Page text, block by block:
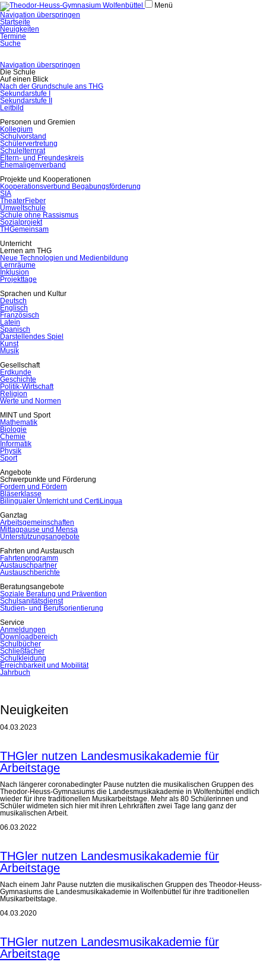
Menü
Navigation überspringen
Startseite
Neuigkeiten
Termine
Suche
Navigation überspringen
Die Schule
Auf einen Blick
Nach der Grundschule ans THG
Sekundarstufe I
Sekundarstufe II
Leitbild
Personen und Gremien
Kollegium
Schulvorstand
Schülervertretung
Schulelternrat
Eltern- und Freundeskreis
Ehemaligenverband
Projekte und Kooperationen
Kooperationsverbund Begabungsförderung
SIA
TheaterFieber
Umweltschule
Schule ohne Rassismus
Sozialprojekt
THGemeinsam
Unterricht
Lernen am THG
Neue Technologien und Medienbildung
Lernräume
Inklusion
Projekttage
Sprachen und Kultur
Deutsch
Englisch
Französisch
Latein
Spanisch
Darstellendes Spiel
Kunst
Musik
Gesellschaft
Erdkunde
Geschichte
Politik-Wirtschaft
Religion
Werte und Normen
MINT und Sport
Mathematik
Biologie
Chemie
Informatik
Physik
Sport
Angebote
Schwerpunkte und Förderung
Fordern und Fördern
Bläserklasse
Bilingualer Unterricht und CertiLingua
Ganztag
Arbeitsgemeinschaften
Mittagpause und Mensa
Unterstützungsangebote
Fahrten und Austausch
Fahrtenprogramm
Austauschpartner
Austauschberichte
Beratungsangebote
Soziale Beratung und Prävention
Schulsanitätsdienst
Studien- und Berufsorientierung
Service
Anmeldungen
Downloadbereich
Schulbücher
Schließfächer
Schulkleidung
Erreichbarkeit und Mobilität
Jahrbuch
Neuigkeiten
04.03.2023
THGler nutzen Landesmusikakademie für
Arbeitstage
Nach längerer coronabedingter Pause nutzten die musikalischen Gruppen des
Theodor-Heuss-Gymnasiums die Landesmusikakademie in Wolfenbüttel endlich
wieder für ihre traditionellen Musikarbeitstage. Mehr als 80 Schülerinnen und
Schüler widmeten sich hier mit ihren Lehrkräften zwei Tage lang ganz der
musikalischen Arbeit.
06.03.2022
THGler nutzen Landesmusikakademie für
Arbeitstage
Nach einem Jahr Pause nutzten die musikalischen Gruppen des Theodor-Heuss-
Gymnasiums die Landesmusikakademie in Wolfenbüttel für ihre traditionellen
Musikarbeitstage.
04.03.2020
THGler nutzen Landesmusikakademie für
Arbeitstage